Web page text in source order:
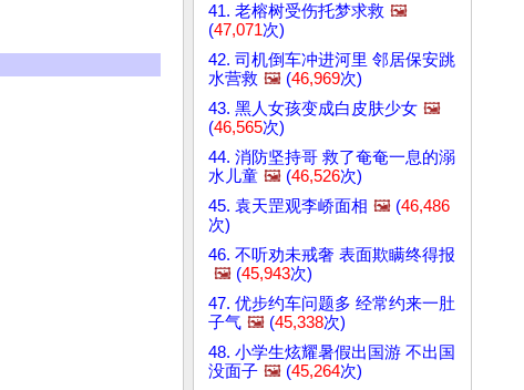
41. 老榕树受伤托梦求救 🖼️
(47,071次)
42. 司机倒车冲进河里 邻居保安跳
水营救 🖼️ (46,969次)
43. 黑人女孩变成白皮肤少女 🖼️
(46,565次)
44. 消防坚持哥 救了奄奄一息的溺
水儿童 🖼️ (46,526次)
45. 袁天罡观李峤面相 🖼️ (46,486
次)
46. 不听劝未戒奢 表面欺瞒终得报
🖼️ (45,943次)
47. 优步约车问题多 经常约来一肚
子气 🖼️ (45,338次)
48. 小学生炫耀暑假出国游 不出国
没面子 🖼️ (45,264次)